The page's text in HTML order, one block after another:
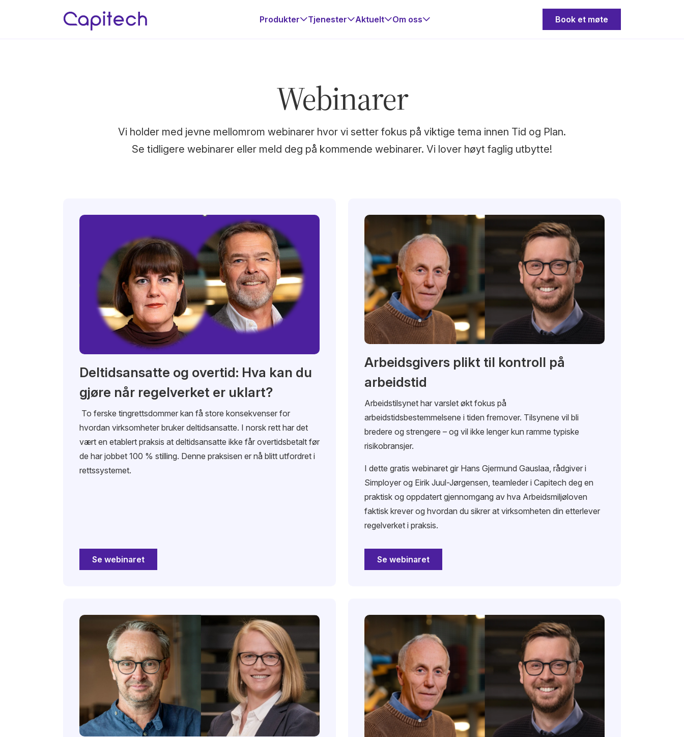
Produkter Tjenester Aktuelt Om oss Book et møte
Webinarer
Vi holder med jevne mellomrom webinarer hvor vi setter fokus på viktige tema innen Tid og Plan.
Se tidligere webinarer eller meld deg på kommende webinarer. Vi lover høyt faglig utbytte!
Deltidsansatte og overtid: Hva kan du
gjøre når regelverket er uklart?
To ferske tingrettsdommer kan få store konsekvenser for
hvordan virksomheter bruker deltidsansatte. I norsk rett har det
vært en etablert praksis at deltidsansatte ikke får overtidsbetalt før
de har jobbet 100 % stilling. Denne praksisen er nå blitt utfordret i
rettssystemet.
Se webinaret
Arbeidsgivers plikt til kontroll på
arbeidstid
Arbeidstilsynet har varslet økt fokus på
arbeidstidsbestemmelsene i tiden fremover. Tilsynene vil bli
bredere og strengere – og vil ikke lenger kun ramme typiske
risikobransjer.
I dette gratis webinaret gir Hans Gjermund Gauslaa, rådgiver i
Simployer og Eirik Juul-Jørgensen, teamleder i Capitech deg en
praktisk og oppdatert gjennomgang av hva Arbeidsmiljøloven
faktisk krever og hvordan du sikrer at virksomheten din etterlever
regelverket i praksis.
Se webinaret